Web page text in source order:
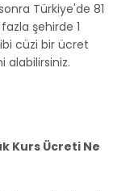
Türkiye'de 81
şehirde 1
cüzi bir ücret
alabilirsiniz.
Kurs Ücreti Ne